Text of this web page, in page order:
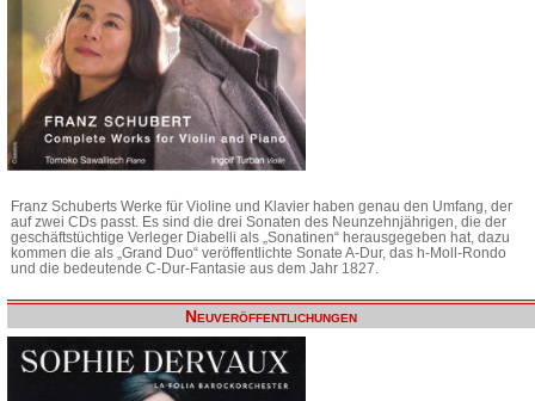
Franz Schuberts Werke für Violine und Klavier haben genau den Umfang, der
auf zwei CDs passt. Es sind die drei Sonaten des Neunzehnjährigen, die der
geschäftstüchtige Verleger Diabelli als „Sonatinen“ herausgegeben hat, dazu
kommen die als „Grand Duo“ veröffentlichte Sonate A-Dur, das h-Moll-Rondo
und die bedeutende C-Dur-Fantasie aus dem Jahr 1827.
Neuveröffentlichungen